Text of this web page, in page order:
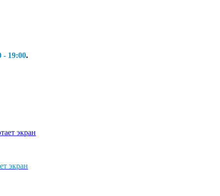
- 19:00.
экран